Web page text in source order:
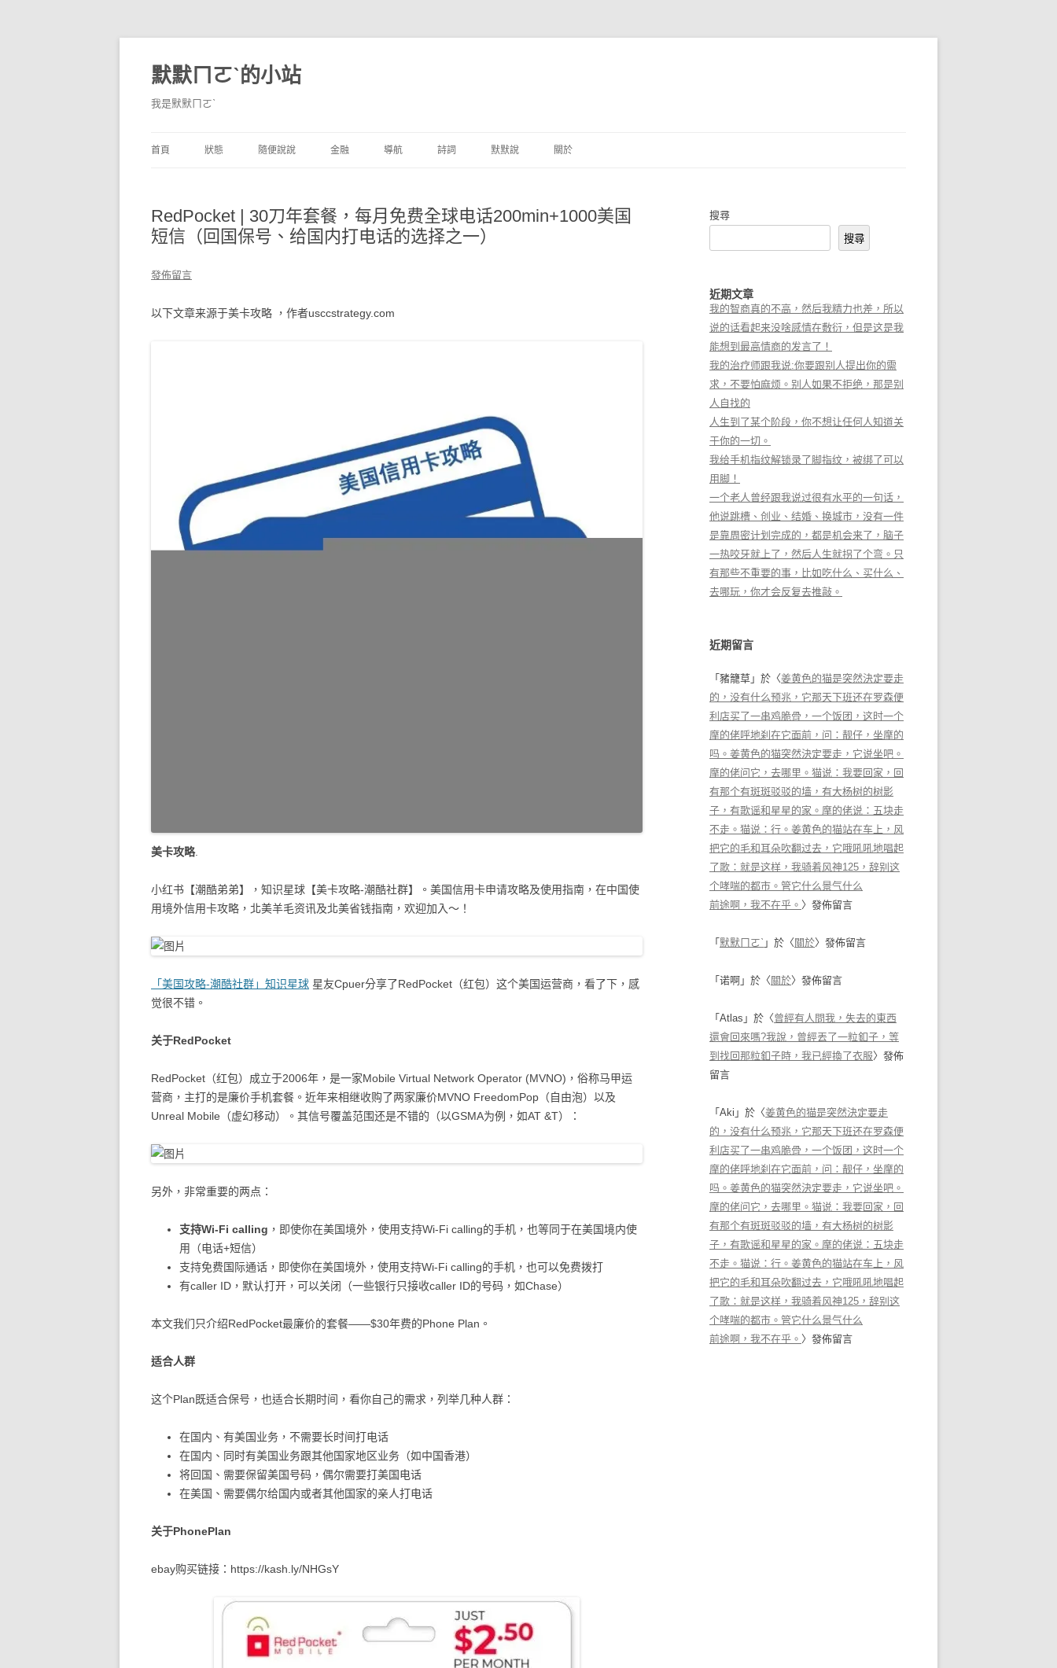
默默ㄇㄛˋ的小站
我是默默ㄇㄛˋ
首頁 狀態
獨白
說說
隨便說說 金融
券商
內地銀行
支付工具
導航 詩詞 默默說 關於
RedPocket | 30刀年套餐，每月免费全球电话200min+1000美国
短信（回国保号、给国内打电话的选择之一）
發佈留言
以下文章来源于美卡攻略 ，作者usccstrategy.com
美卡攻略.
小红书【潮酷弟弟】，知识星球【美卡攻略-潮酷社群】。美国信用卡申请攻略及使用指南，在中国使
用境外信用卡攻略，北美羊毛资讯及北美省钱指南，欢迎加入～！
「美国攻略-潮酷社群」知识星球 星友Cpuer分享了RedPocket（红包）这个美国运营商，看了下，感
觉很不错。
关于RedPocket
RedPocket（红包）成立于2006年，是一家Mobile Virtual Network Operator (MVNO)，俗称马甲运
营商，主打的是廉价手机套餐。近年来相继收购了两家廉价MVNO FreedomPop（自由泡）以及
Unreal Mobile（虚幻移动）。其信号覆盖范围还是不错的（以GSMA为例，如AT &T）：
另外，非常重要的两点：
支持Wi-Fi calling ，即使你在美国境外，使用支持Wi-Fi calling的手机，也等同于在美国境内使
用（电话+短信）
支持免费国际通话，即使你在美国境外，使用支持Wi-Fi calling的手机，也可以免费拨打
有caller ID，默认打开，可以关闭（一些银行只接收caller ID的号码，如Chase）
本文我们只介绍RedPocket最廉价的套餐——$30年费的Phone Plan。
适合人群
这个Plan既适合保号，也适合长期时间，看你自己的需求，列举几种人群：
在国内、有美国业务，不需要长时间打电话
在国内、同时有美国业务跟其他国家地区业务（如中国香港）
将回国、需要保留美国号码，偶尔需要打美国电话
在美国、需要偶尔给国内或者其他国家的亲人打电话
关于PhonePlan
ebay购买链接：https://kash.ly/NHGsY
搜尋
搜尋
近期文章
我的智商真的不高，然后我精力也差，所以
说的话看起来没啥感情在敷衍，但是这是我
能想到最高情商的发言了！
我的治疗师跟我说:你要跟别人提出你的需
求，不要怕麻烦。别人如果不拒绝，那是别
人自找的
人生到了某个阶段，你不想让任何人知道关
于你的一切。
我给手机指纹解锁录了脚指纹，被绑了可以
用脚！
一个老人曾经跟我说过很有水平的一句话，
他说跳槽、创业、结婚、换城市，没有一件
是靠周密计划完成的，都是机会来了，脑子
一热咬牙就上了，然后人生就拐了个弯。只
有那些不重要的事，比如吃什么、买什么、
去哪玩，你才会反复去推敲。
近期留言
「 豬籠草 」於〈姜黄色的猫是突然決定要走
的，没有什么预兆，它那天下班还在罗森便
利店买了一串鸡脆骨，一个饭团，这时一个
摩的佬呼地刹在它面前，问：靓仔，坐摩的
吗。姜黄色的猫突然決定要走，它说坐吧。
摩的佬问它，去哪里。猫说：我要回家，回
有那个有斑斑驳驳的墙，有大杨树的树影
子，有歌谣和星星的家。摩的佬说：五块走
不走。猫说：行。姜黄色的猫站在车上，风
把它的毛和耳朵吹翻过去，它哦吼吼地唱起
了歌：就是这样，我骑着风神125，辞别这
个哮喘的都市。管它什么景气什么
前途啊，我不在乎。 〉發佈留言
「 默默ㄇㄛˋ 」於〈 關於〉發佈留言
「 诺啊 」於〈 關於〉發佈留言
「 Atlas 」於〈曾經有人問我，失去的東西
還會回來嗎?我說，曾經丟了一粒釦子，等
到找回那粒釦子時，我已經換了衣服〉發佈
留言
「 Aki 」於〈姜黄色的猫是突然決定要走
的，没有什么预兆，它那天下班还在罗森便
利店买了一串鸡脆骨，一个饭团，这时一个
摩的佬呼地刹在它面前，问：靓仔，坐摩的
吗。姜黄色的猫突然決定要走，它说坐吧。
摩的佬问它，去哪里。猫说：我要回家，回
有那个有斑斑驳驳的墙，有大杨树的树影
子，有歌谣和星星的家。摩的佬说：五块走
不走。猫说：行。姜黄色的猫站在车上，风
把它的毛和耳朵吹翻过去，它哦吼吼地唱起
了歌：就是这样，我骑着风神125，辞别这
个哮喘的都市。管它什么景气什么
前途啊，我不在乎。 〉發佈留言